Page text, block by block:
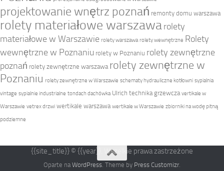
projektowanie wnętrz poznań remonty domu warszawa
rolety materiałowe warszawa rolety
materiałowe w Warszawie rolety warszawa rolety wewnętrzne Rolety
wewnętrzne w Poznaniu rolety w Poznaniu rolety zewnętrzne
poznań rolety zewnętrzne warszawa rolety zewnętrzne w
Poznaniu rolety zewnętrzne w Warszawie schematy hydrauliczne kotłowni sypialnia
vintage sypialnie industrialne tondach dachówka Ulrich technika grzewcza vertikale w
Warszawie vetrex drzwi wertikale warszawa wertikale w Warszawie zbiorniki na wodę pitną
podziemne
{{site_title}} © {{year}}. Wszelkie prawa zastrzeżone
Oparte naWordPress. Theme by Press Customizr.